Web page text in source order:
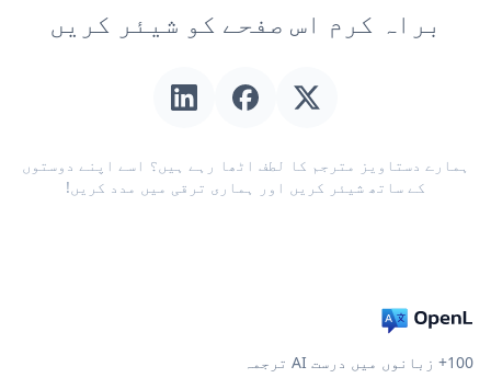
براہ کرم اس صفحے کو شیئر کریں
ہمارے دستاویز مترجم کا لطف اٹھا رہے ہیں؟ اسے اپنے دوستوں
کے ساتھ شیئر کریں اور ہماری ترقی میں مدد کریں!
100+ زبانوں میں درست AI ترجمہ